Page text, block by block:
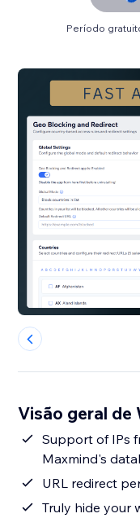
Período
Visão geral de
Support of IPs
Maxmind's
URL redirect
Truly hide your